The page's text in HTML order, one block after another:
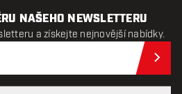
NAŠEHO NEWSLETTERU
a získejte nejnovější nabídky.